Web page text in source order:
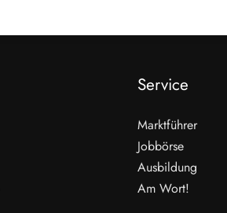
Service
Marktführer
Jobbörse
Ausbildung
Am Wort!